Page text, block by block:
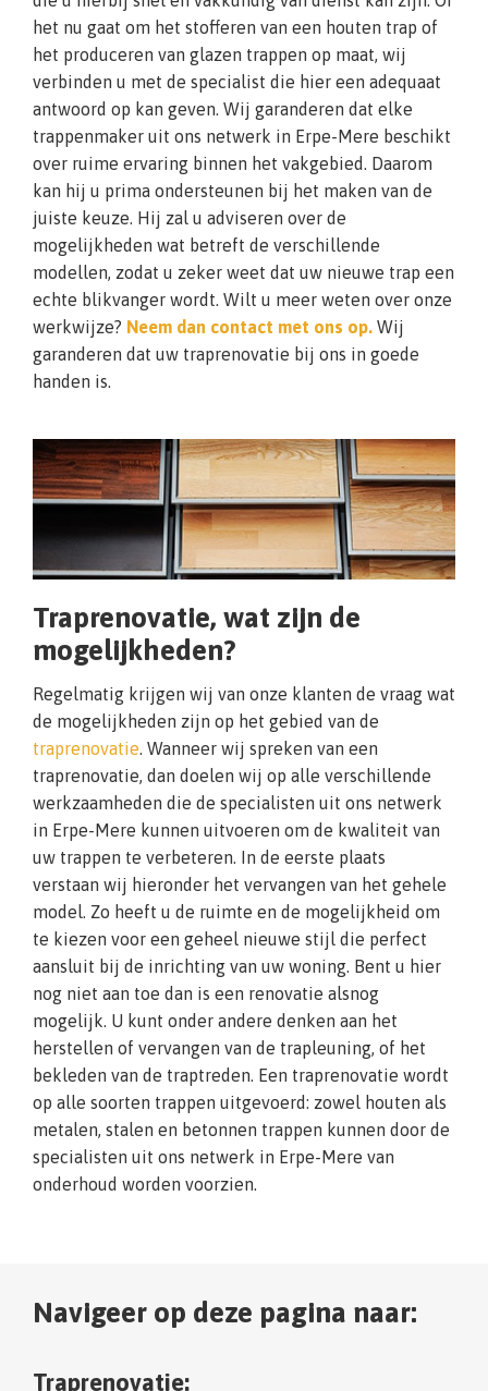
het nu gaat om het stofferen van een houten trap of
het produceren van glazen trappen op maat, wij
verbinden u met de specialist die hier een adequaat
antwoord op kan geven. Wij garanderen dat elke
trappenmaker uit ons netwerk in Erpe-Mere beschikt
over ruime ervaring binnen het vakgebied. Daarom
kan hij u prima ondersteunen bij het maken van de
juiste keuze. Hij zal u adviseren over de
mogelijkheden wat betreft de verschillende
modellen, zodat u zeker weet dat uw nieuwe trap een
echte blikvanger wordt. Wilt u meer weten over onze
werkwijze? Neem dan contact met ons op. Wij
garanderen dat uw traprenovatie bij ons in goede
handen is.
Traprenovatie, wat zijn de
mogelijkheden?
Regelmatig krijgen wij van onze klanten de vraag wat
de mogelijkheden zijn op het gebied van de
traprenovatie. Wanneer wij spreken van een
traprenovatie, dan doelen wij op alle verschillende
werkzaamheden die de specialisten uit ons netwerk
in Erpe-Mere kunnen uitvoeren om de kwaliteit van
uw trappen te verbeteren. In de eerste plaats
verstaan wij hieronder het vervangen van het gehele
model. Zo heeft u de ruimte en de mogelijkheid om
te kiezen voor een geheel nieuwe stijl die perfect
aansluit bij de inrichting van uw woning. Bent u hier
nog niet aan toe dan is een renovatie alsnog
mogelijk. U kunt onder andere denken aan het
herstellen of vervangen van de trapleuning, of het
bekleden van de traptreden. Een traprenovatie wordt
op alle soorten trappen uitgevoerd: zowel houten als
metalen, stalen en betonnen trappen kunnen door de
specialisten uit ons netwerk in Erpe-Mere van
onderhoud worden voorzien.
Navigeer op deze pagina naar:
Traprenovatie: